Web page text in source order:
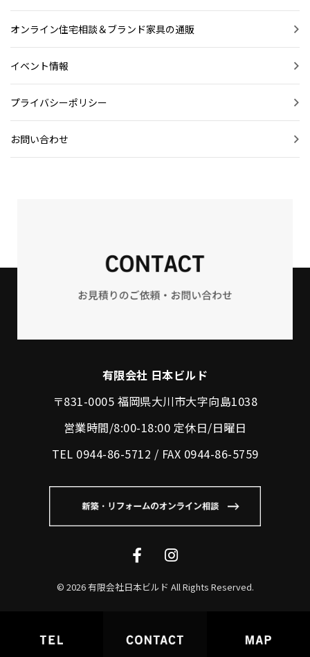
オンライン住宅相談＆ブランド家具の通販
イベント情報
プライバシーポリシー
お問い合わせ
有限会社 日本ビルド
〒831-0005 福岡県大川市大字向島1038
営業時間/8:00-18:00 定休日/日曜日
TEL 0944-86-5712 / FAX 0944-86-5759
© 2026 有限会社日本ビルド All Rights Reserved.